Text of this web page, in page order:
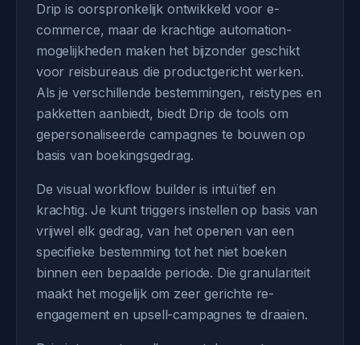
Drip is oorspronkelijk ontwikkeld voor e-
commerce, maar de krachtige automation-
mogelijkheden maken het bijzonder geschikt
voor reisbureaus die productgericht werken.
Als je verschillende bestemmingen, reistypes en
pakketten aanbiedt, biedt Drip de tools om
gepersonaliseerde campagnes te bouwen op
basis van boekingsgedrag.
De visual workflow builder is intuïtief en
krachtig. Je kunt triggers instellen op basis van
vrijwel elk gedrag, van het openen van een
specifieke bestemming tot het niet boeken
binnen een bepaalde periode. Die granulariteit
maakt het mogelijk om zeer gerichte re-
engagement en upsell-campagnes te draaien.